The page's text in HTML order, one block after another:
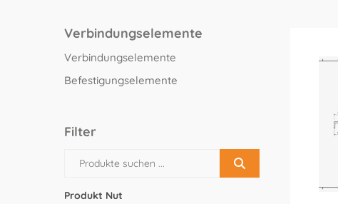
Verbindungselemente
Verbindungselemente
Befestigungselemente
Filter
Produkt Nut